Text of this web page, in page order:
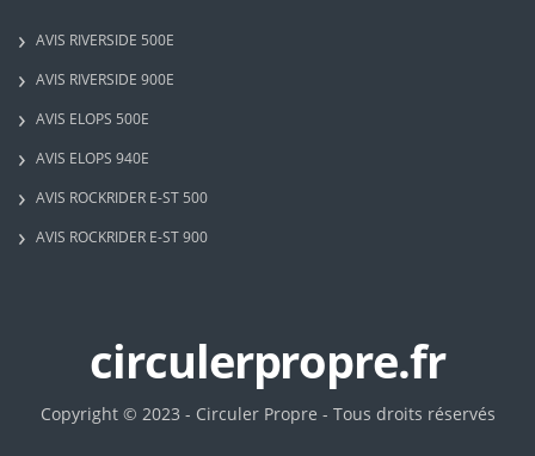
AVIS RIVERSIDE 500E
AVIS RIVERSIDE 900E
AVIS ELOPS 500E
AVIS ELOPS 940E
AVIS ROCKRIDER E-ST 500
AVIS ROCKRIDER E-ST 900
circulerpropre.fr
Copyright © 2023 - Circuler Propre - Tous droits réservés